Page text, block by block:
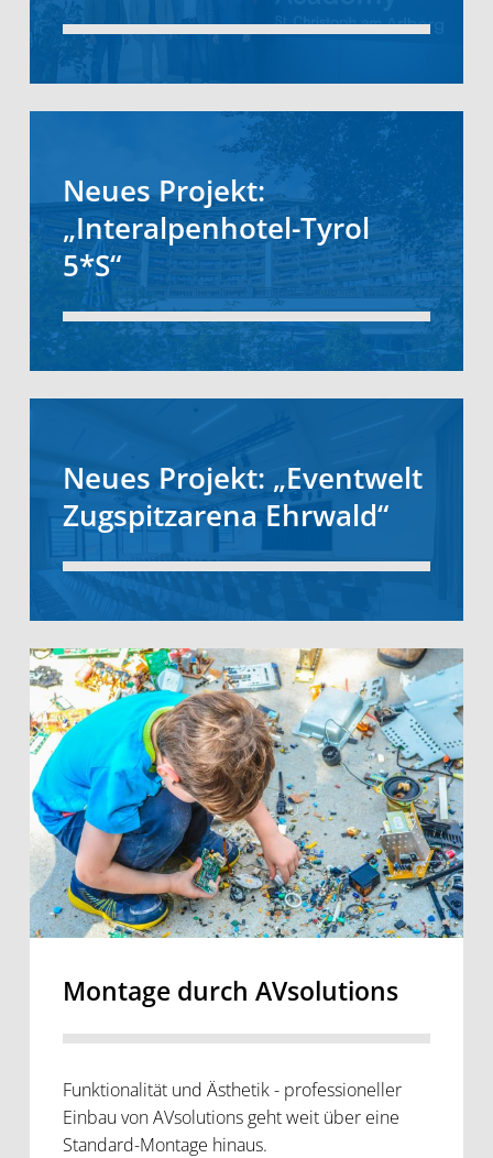
Neues Projekt:
„Interalpenhotel-Tyrol
5*S“
Neues Projekt: „Eventwelt
Zugspitzarena Ehrwald“
Montage
durch
AVsolutions
Montage durch AVsolutions
Funktionalität und Ästhetik - professioneller
Einbau von AVsolutions geht weit über eine
Standard-Montage hinaus.